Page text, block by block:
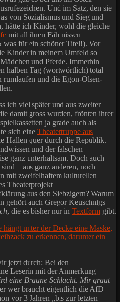
Und im Satz, den sie
von Sozialismus und Sieg und
hätte ich Kinder, wohl die gleiche
mit all ihren Fährnissen
was für ein schöner Titel!). Vor
Kinder in meinem Umfeld so
und Pferde. Immerhin
halben Tag (wortwörtlich) total
rumlaufen und die Egon-Olsen-
ich viel später und aus zweiter
damit gross wurden, frönten ihrer
ja grade auch als
sich eine Theatertruppe aus
Hallen quer durch die Republik.
und der falschen
ganz unterhaltsam. Doch auch –
– aus ganz anderen, noch
mit zweifelhaftem kulturellen
Theaterprojekt
aus den Siebzigern? Warum
gehört auch Gregor Keuschnigs
, die es bisher nur in Textform gibt.
jetzt durch: Bei den
Leserin mit der Anmerkung
eine Braune Schlacht. Mir graut
wer braucht eigentlich die AfD
vor 3 Jahren „bis zur letzten